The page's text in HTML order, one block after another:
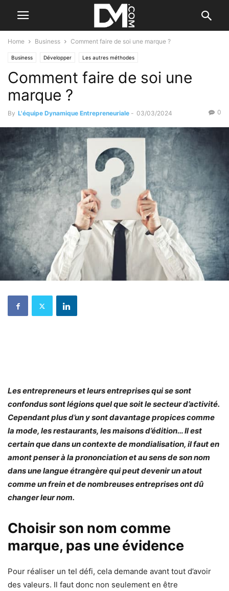
Home Business Comment faire de soi une marque ?
Business Développer Les autres méthodes
Comment faire de soi une
marque ?
By L'équipe Dynamique Entrepreneuriale - 03/03/2024 0
Les entrepreneurs et leurs entreprises qui se sont
confondus sont légions quel que soit le secteur d’activité.
Cependant plus d’un y sont davantage propices comme
la mode, les restaurants, les maisons d’édition… Il est
certain que dans un contexte de mondialisation, il faut en
amont penser à la prononciation et au sens de son nom
dans une langue étrangère qui peut devenir un atout
comme un frein et de nombreuses entreprises ont dû
changer leur nom.
Choisir son nom comme
marque, pas une évidence
Pour réaliser un tel défi, cela demande avant tout d’avoir
des valeurs. Il faut donc non seulement en être